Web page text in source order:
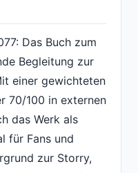
Das Buch zum
Begleitung zur
einer gewichteten
70/100 in externen
das Werk als
für Fans und
zur Storry,